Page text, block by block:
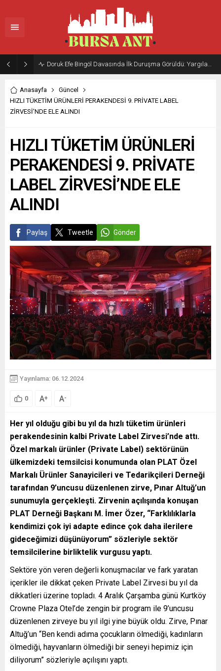
Doruk Efe Bingöl Davasında İlk Duruşma Görüldü: Yargılama 20 Ekim 2026’ya Ertelendi
Anasayfa
Güncel
HIZLI TÜKETİM ÜRÜNLERİ PERAKENDESİ 9. PRİVATE LABEL
ZİRVESİ’NDE ELE ALINDI
HIZLI TÜKETİM ÜRÜNLERİ
PERAKENDESİ 9. PRİVATE
LABEL ZİRVESİ’NDE ELE
ALINDI
Paylaş Tweetle Gönder
Yayınlama: 06.12.2024
0 A+ A-
Her yıl olduğu gibi bu yıl da hızlı tüketim ürünleri
perakendesinin kalbi Private Label Zirvesi’nde attı.
Özel markalı ürünler (Private Label) sektörünün
ülkemizdeki temsilcisi konumunda olan PLAT Özel
Markalı Ürünler Sanayicileri ve Tedarikçileri Derneği
tarafından 9’uncusu düzenlenen zirve, Pınar Altuğ’un
sunumuyla gerçekleşti. Zirvenin açılışında konuşan
PLAT Derneği Başkanı M. İmer Özer, “Farklılıklarla
kendimizi çok iyi adapte edince çok daha ilerilere
gideceğimizi düşünüyorum” sözleriyle sektör
temsilcilerine birliktelik vurgusu yaptı.
Sektöre yön veren değerli konuşmacılar ve fark yaratan
içerikler ile dikkat çeken Private Label Zirvesi bu yıl da
dikkatleri üzerine topladı. 4 Aralık Çarşamba günü Kurtköy
Crowne Plaza Otel’de zengin bir program ile 9’uncusu
düzenlenen zirveye bu yıl ilgi yine büyük oldu. Zirve, Pınar
Altuğ’un “Ben kendi adıma çocukların ölmediği, kadınların
ölmediği, hayvanların ölmediği bir seneyi hepimiz için
diliyorum” sözleriyle açılışını yaptı.